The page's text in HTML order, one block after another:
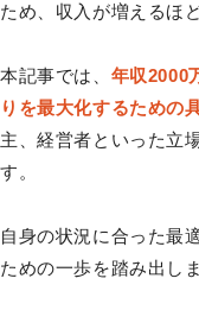
ため、収入が増えるほ
本記事では、 年収2000
りを最大化するための
主、経営者といった立
す。
自身の状況に合った最
ための一歩を踏み出し